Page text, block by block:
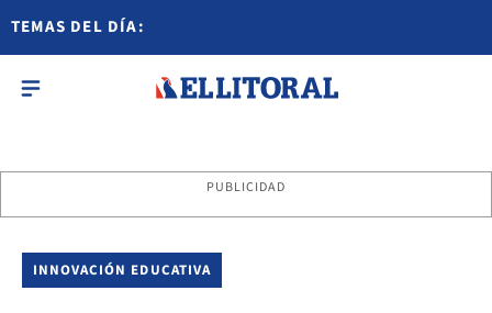
TEMAS DEL DÍA:
PUBLICIDAD
INNOVACIÓN EDUCATIVA